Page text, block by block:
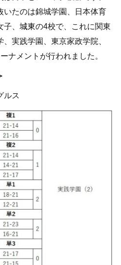
いたのは錦城学園、日本体育
、 城東の4校で、これに関東
実践学園、東京家政学院、
ナメントが行われました。
ルス